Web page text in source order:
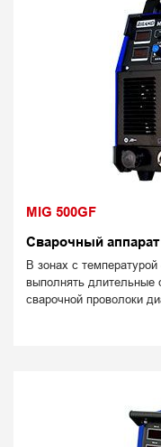
MIG 500GF
Сварочный
В зонах с
выполнять длительные
сварочной проволоки